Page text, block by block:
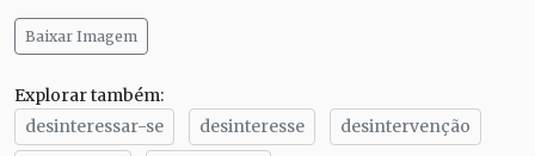
Baixar Imagem
Explorar também:
desinteressar-se
desinteresse
desintervenção